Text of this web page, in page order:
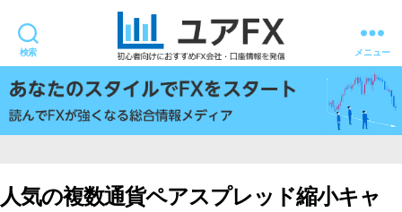
検索
ユ
ア
FX
メニュー
人気の複数通貨ペアスプレッド縮小キャ